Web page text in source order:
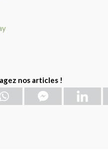
nos articles !